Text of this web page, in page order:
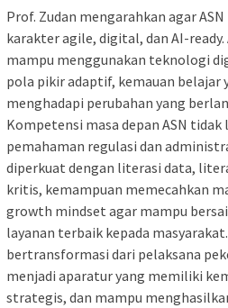
Prof. Zudan mengarahkan agar
karakter agile, digital, dan AI-
mampu menggunakan teknologi
pola pikir adaptif, kemauan belajar
menghadapi perubahan yang
Kompetensi masa depan ASN
pemahaman regulasi dan
diperkuat dengan literasi data,
kritis, kemampuan memecahkan
growth mindset agar mampu
layanan terbaik kepada
bertransformasi dari pelaksana
menjadi aparatur yang memiliki
strategis, dan mampu